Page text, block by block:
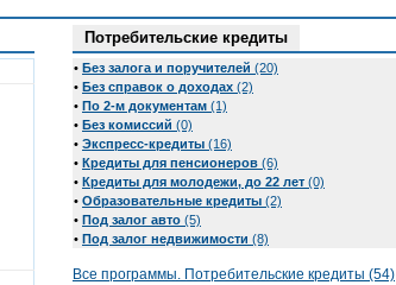
Потребительские кредиты
• Без залога и поручителей (20)
• Без справок о доходах (2)
• По 2-м документам (1)
• Без комиссий (0)
• Экспресс-кредиты (16)
• Кредиты для пенсионеров (6)
• Кредиты для молодежи, до 22 лет (0)
• Образовательные кредиты (2)
• Под залог авто (5)
• Под залог недвижимости (8)
Все программы. Потребительские кредиты (54)